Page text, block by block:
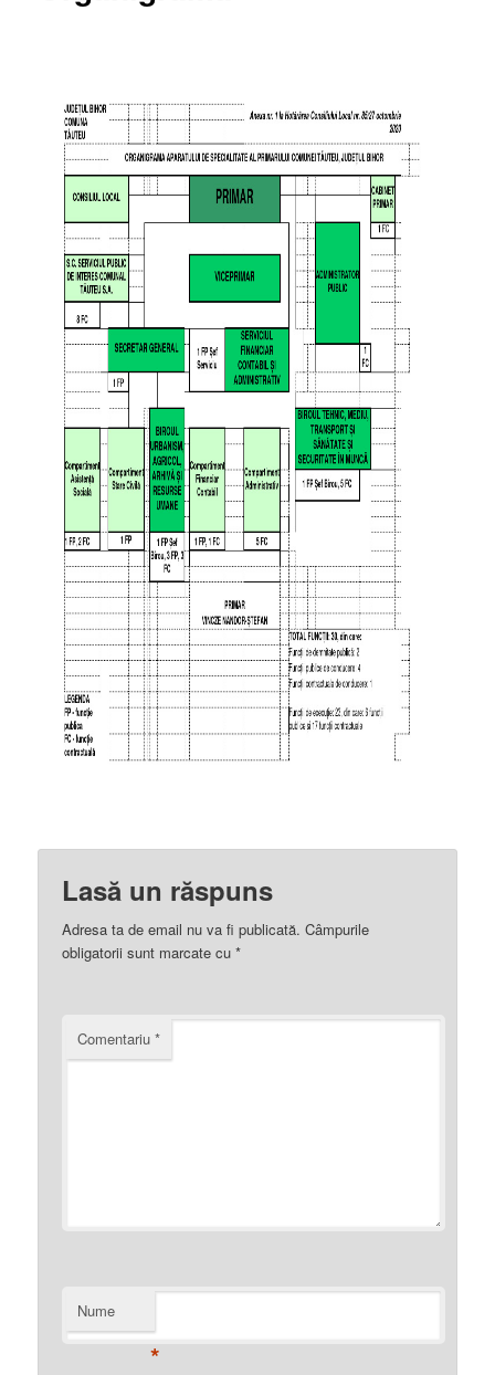
Lasă un răspuns
Adresa ta de email nu va fi publicată. Câmpurile
obligatorii sunt marcate cu*
Comentariu*
Nume
*